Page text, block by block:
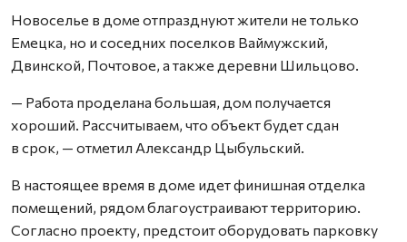
Новоселье в доме отпразднуют жители не только
Емецка, но и соседних поселков Ваймужский,
Двинской, Почтовое, а также деревни Шильцово.
— Работа проделана большая, дом получается
хороший. Рассчитываем, что объект будет сдан
в срок, — отметил Александр Цыбульский.
В настоящее время в доме идет финишная отделка
помещений, рядом благоустраивают территорию.
Согласно проекту, предстоит оборудовать парковку